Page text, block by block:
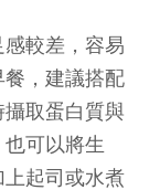
較差，容易
，建議搭配
取蛋白質與
可以將生
起司或水煮